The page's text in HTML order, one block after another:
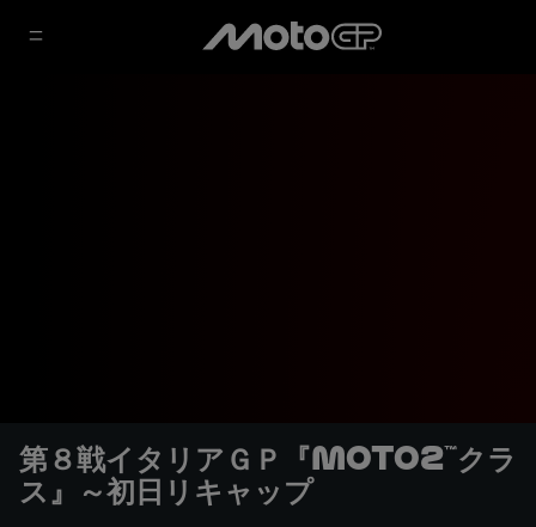
第８戦イタリアＧＰ『Moto2™クラ
ス』～初日リキャップ